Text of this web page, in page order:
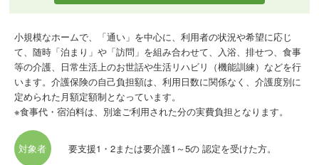
小規模なホームで、「通い」を中心に、利用者の状況や希望に応じ
て、随時「泊まり」や「訪問」を組み合わせて、入浴、排せつ、食事
等の介護、日常生活上のお世話や生活リハビリ（機能訓練）などを行
います。介護保険の自己負担額は、利用日数に関係なく、介護度別に
定められた月額定額制となっています。
※食事代・宿泊料は、別途ご利用された分の実費負担となります。
対象者 要支援1・2または要介護1～5の 認定を受けた方。